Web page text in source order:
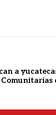
a
Comunitarias